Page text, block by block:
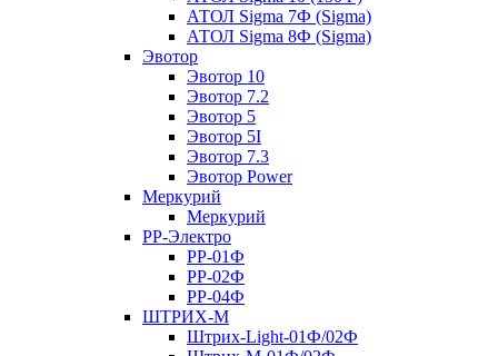
АТОЛ Sigma 7Ф (Sigma)
АТОЛ Sigma 8Ф (Sigma)
Эвотор
Эвотор 10
Эвотор 7.2
Эвотор 5
Эвотор 5I
Эвотор 7.3
Эвотор Power
Меркурий
Меркурий
РР-Электро
РР-01Ф
РР-02Ф
РР-04Ф
ШТРИХ-М
Штрих-Light-01Ф/02Ф